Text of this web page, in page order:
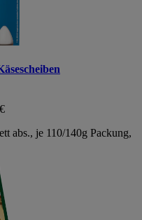
abs., je 110/140g Packung,